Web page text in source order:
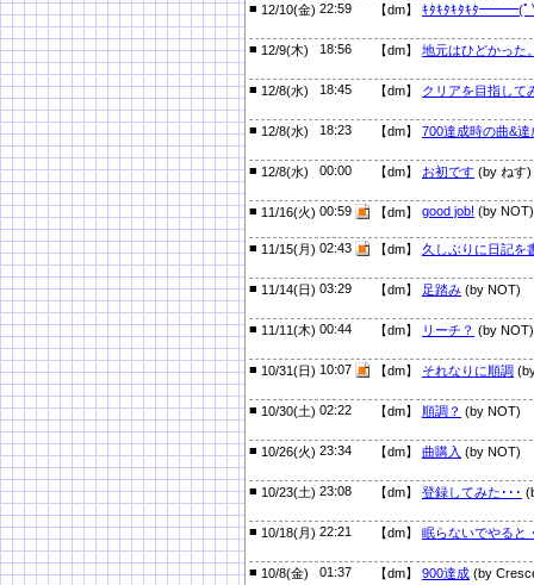
■ 12/10(金) 22:59 【dm】 ｷﾀｷﾀｷﾀｷﾀ━━━(
■ 12/9(木) 18:56 【dm】 地元はひどかった
■ 12/8(水) 18:45 【dm】 クリアを目指して
■ 12/8(水) 18:23 【dm】 700達成時の曲&達
■ 12/8(水) 00:00 【dm】 お初です (by ねす)
■ 11/16(火) 00:59 【dm】 good job! (by NOT)
■ 11/15(月) 02:43 【dm】 久しぶりに日記を
■ 11/14(日) 03:29 【dm】 足踏み (by NOT)
■ 11/11(木) 00:44 【dm】 リーチ？ (by NOT)
■ 10/31(日) 10:07 【dm】 それなりに順調
■ 10/30(土) 02:22 【dm】 順調？ (by NOT)
■ 10/26(火) 23:34 【dm】 曲購入 (by NOT)
■ 10/23(土) 23:08 【dm】 登録してみた･･･
■ 10/18(月) 22:21 【dm】 眠らないでやると
■ 10/8(金) 01:37 【dm】 900達成 (by